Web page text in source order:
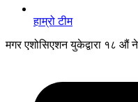
हाम्रो टीम
मगर एशोसिएशन युकेद्वारा १८ औं